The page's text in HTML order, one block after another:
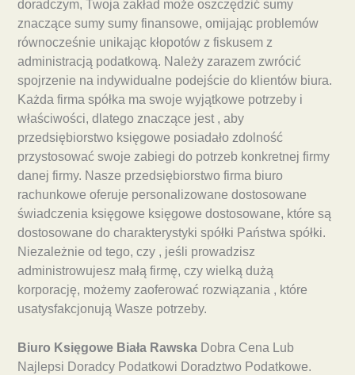
doradczym, Twoja zakład może oszczędzić sumy
znaczące sumy sumy finansowe, omijając problemów
równocześnie unikając kłopotów z fiskusem z
administracją podatkową. Należy zarazem zwrócić
spojrzenie na indywidualne podejście do klientów biura.
Każda firma spółka ma swoje wyjątkowe potrzeby i
właściwości, dlatego znaczące jest , aby
przedsiębiorstwo księgowe posiadało zdolność
przystosować swoje zabiegi do potrzeb konkretnej firmy
danej firmy. Nasze przedsiębiorstwo firma biuro
rachunkowe oferuje personalizowane dostosowane
świadczenia księgowe księgowe dostosowane, które są
dostosowane do charakterystyki spółki Państwa spółki.
Niezależnie od tego, czy , jeśli prowadzisz
administrowujesz małą firmę, czy wielką dużą
korporację, możemy zaoferować rozwiązania , które
usatysfakcjonują Wasze potrzeby.
Biuro Księgowe Biała Rawska Dobra Cena Lub
Najlepsi Doradcy Podatkowi Doradztwo Podatkowe.